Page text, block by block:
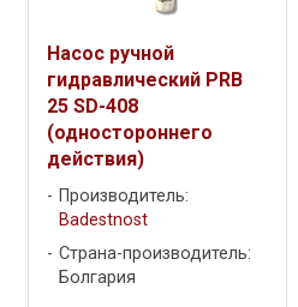
Насос ручной
гидравлический PRB
25 SD-408
(одностороннего
действия)
Производитель:
Badestnost
Страна-производитель:
Болгария